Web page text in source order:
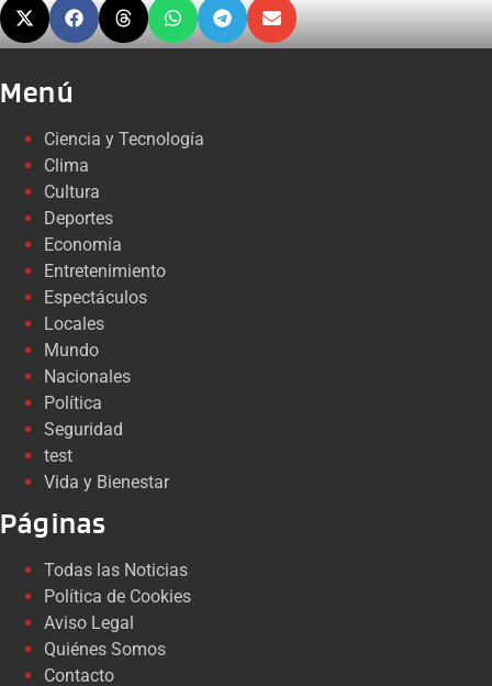
Menú
Ciencia y Tecnología
Clima
Cultura
Deportes
Economía
Entretenimiento
Espectáculos
Locales
Mundo
Nacionales
Política
Seguridad
test
Vida y Bienestar
Páginas
Todas las Noticias
Política de Cookies
Aviso Legal
Quiénes Somos
Contacto